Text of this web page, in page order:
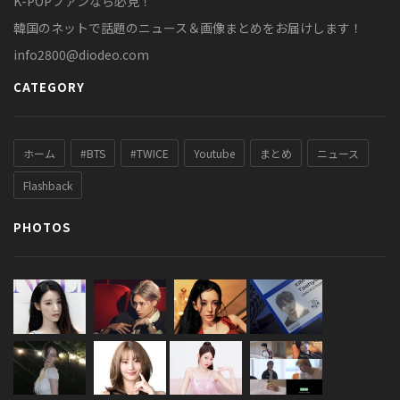
韓国のネットで話題のニュース＆画像まとめをお届けします！
info2800@diodeo.com
CATEGORY
ホーム #BTS #TWICE Youtube まとめ ニュース
Flashback
PHOTOS